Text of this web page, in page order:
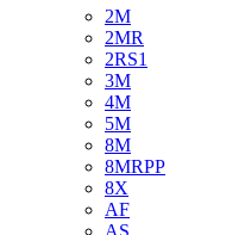
2M
2MR
2RS1
3M
4M
5M
8M
8MRPP
8X
AF
AS